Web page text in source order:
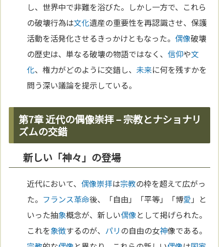
し、世界中で非難を浴びた。しかし一方で、これら
の破壊行為は文化遺産の重要性を再認識させ、保護
活動を活発化させるきっかけともなった。 偶像破壊
の歴史は、単なる破壊の物語ではなく、信仰や文
化、権力がどのように交錯し、未来に何を残すかを
問う深い議論を提示している。
第7章 近代の偶像崇拝 – 宗教とナショナリ
ズムの交錯
新しい「神々」の登場
近代において、 偶像崇拝は宗教の枠を超えて広がっ
た。 フランス革命後、「自由」「平等」「博愛 」と
いった抽象概念が、新しい偶像として掲げられた。
これを象徴するのが、 パリの自由の女神像である。